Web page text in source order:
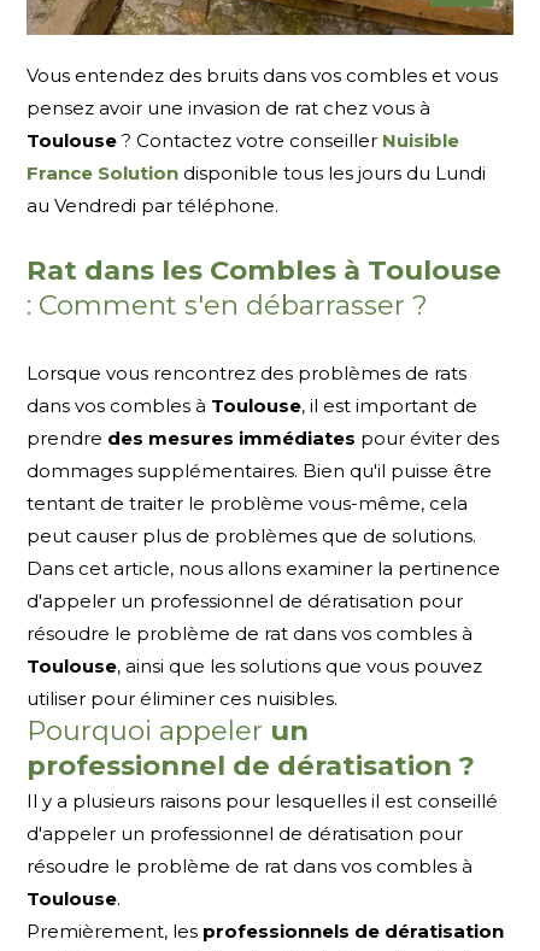
Vous entendez des bruits dans vos combles et vous
pensez avoir une invasion de rat chez vous à
Toulouse ? Contactez votre conseiller Nuisible
France Solution disponible tous les jours du Lundi
au Vendredi par téléphone.
Rat dans les Combles à Toulouse
: Comment s'en débarrasser ?
Lorsque vous rencontrez des problèmes de rats
dans vos combles à Toulouse, il est important de
prendre des mesures immédiates pour éviter des
dommages supplémentaires. Bien qu'il puisse être
tentant de traiter le problème vous-même, cela
peut causer plus de problèmes que de solutions.
Dans cet article, nous allons examiner la pertinence
d'appeler un professionnel de dératisation pour
résoudre le problème de rat dans vos combles à
Toulouse, ainsi que les solutions que vous pouvez
utiliser pour éliminer ces nuisibles.
Pourquoi appeler un
professionnel de dératisation ?
Il y a plusieurs raisons pour lesquelles il est conseillé
d'appeler un professionnel de dératisation pour
résoudre le problème de rat dans vos combles à
Toulouse.
Premièrement, les professionnels de dératisation